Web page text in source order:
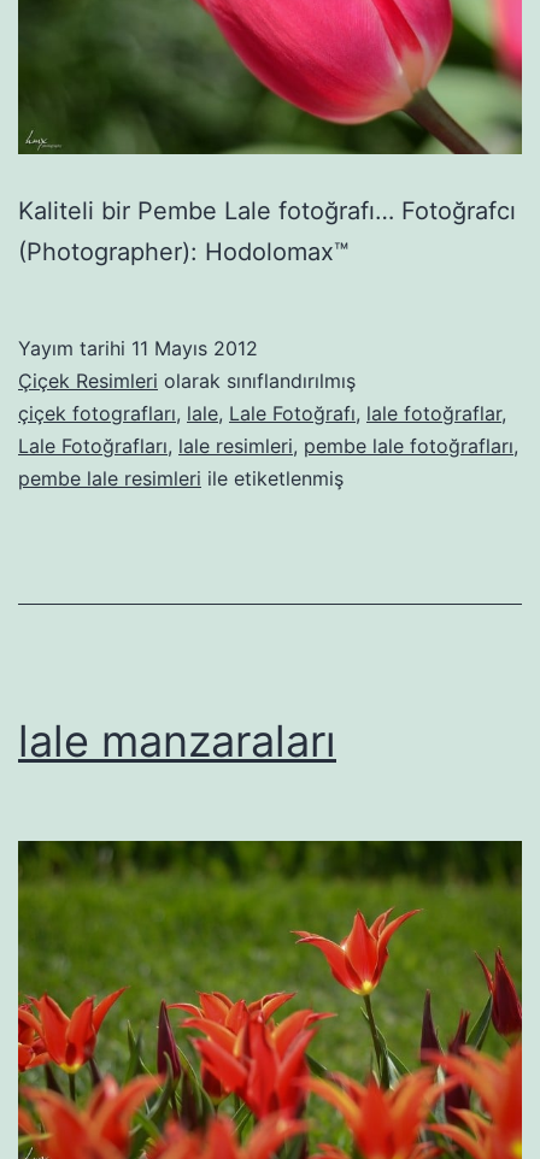
Kaliteli bir Pembe Lale fotoğrafı… Fotoğrafcı
(Photographer): Hodolomax™
Yayım tarihi 11 Mayıs 2012
Çiçek Resimleri olarak sınıflandırılmış
çiçek fotografları, lale, Lale Fotoğrafı, lale fotoğraflar,
Lale Fotoğrafları, lale resimleri, pembe lale fotoğrafları,
pembe lale resimleri ile etiketlenmiş
lale manzaraları